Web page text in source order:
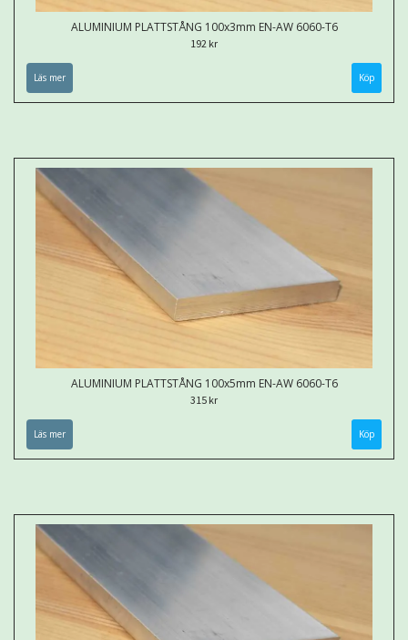
ALUMINIUM PLATTSTÅNG 100x3mm EN-AW 6060-T6
192 kr
Läs mer Köp
ALUMINIUM PLATTSTÅNG 100x5mm EN-AW 6060-T6
315 kr
Läs mer Köp